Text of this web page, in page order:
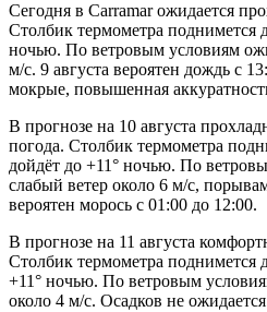
Сегодня в Carramar ожидается
Столбик термометра поднимется
ночью. По ветровым условиям
м/с. 9 августа вероятен дождь с
мокрые, повышенная
В прогнозе на 10 августа
погода. Столбик термометра
дойдёт до +11° ночью. По
слабый ветер около 6 м/с,
вероятен морось с 01:00 до 12:00.
В прогнозе на 11 августа
Столбик термометра поднимется
+11° ночью. По ветровым
около 4 м/с. Осадков не